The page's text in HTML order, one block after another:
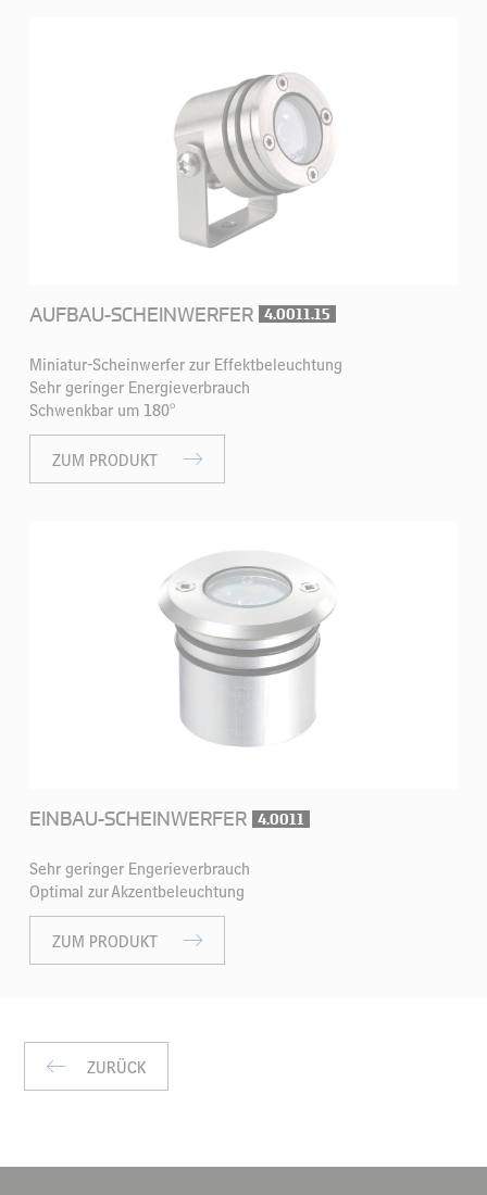
AUFBAU-SCHEINWERFER 4.0011.15
Miniatur-Scheinwerfer zur Effektbeleuchtung
Sehr geringer Energieverbrauch
Schwenkbar um 180°
ZUM PRODUKT
EINBAU-SCHEINWERFER 4.0011
Sehr geringer Engerieverbrauch
Optimal zur Akzentbeleuchtung
ZUM PRODUKT
ZURÜCK